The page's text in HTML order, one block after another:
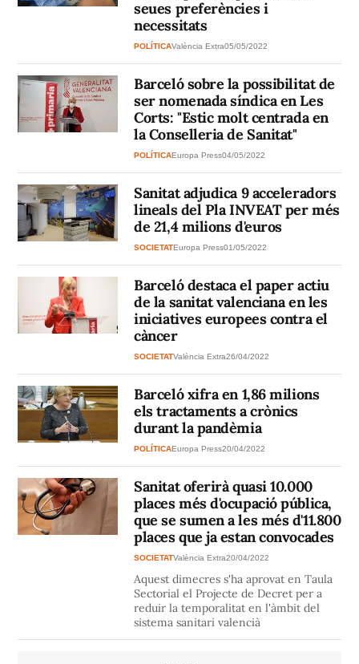
seues preferències i
necessitats
POLÍTICAValència Extra05/05/2022
Barceló sobre la possibilitat de
ser nomenada síndica en Les
Corts: "Estic molt centrada en
la Conselleria de Sanitat"
POLÍTICAEuropa Press04/05/2022
Sanitat adjudica 9 acceleradors
lineals del Pla INVEAT per més
de 21,4 milions d'euros
SOCIETATEuropa Press01/05/2022
Barceló destaca el paper actiu
de la sanitat valenciana en les
iniciatives europees contra el
càncer
SOCIETATValència Extra26/04/2022
Barceló xifra en 1,86 milions
els tractaments a crònics
durant la pandèmia
POLÍTICAEuropa Press20/04/2022
Sanitat oferirà quasi 10.000
places més d'ocupació pública,
que se sumen a les més d'11.800
places que ja estan convocades
SOCIETATValència Extra20/04/2022
Aquest dimecres s'ha aprovat en Taula
Sectorial el Projecte de Decret per a
reduir la temporalitat en l'àmbit del
sistema sanitari valencià